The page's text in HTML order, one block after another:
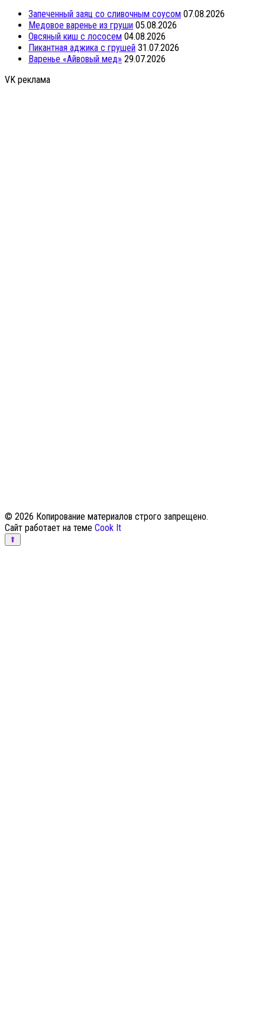
Запеченный заяц со сливочным соусом 07.08.2026
Медовое варенье из груши 05.08.2026
Овсяный киш с лососем 04.08.2026
Пикантная аджика с грушей 31.07.2026
Варенье «Айвовый мед» 29.07.2026
VK реклама
© 2026 Копирование материалов строго запрещено.
Сайт работает на теме Cook It